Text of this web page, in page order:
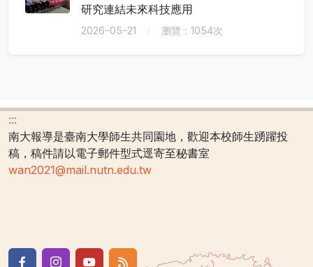
研究連結未來科技應用
2026-05-21 瀏覽：1054次
:::
南大報導是臺南大學師生共同園地，歡迎本校師生踴躍投
稿，稿件請以電子郵件型式逕寄至秘書室
wan2021@mail.nutn.edu.tw